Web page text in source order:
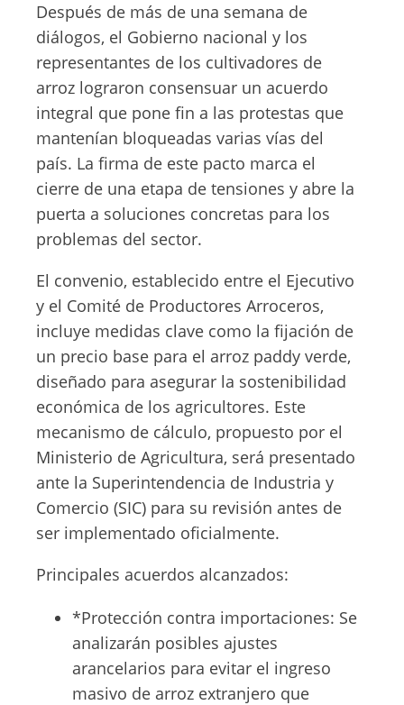
Después de más de una semana de
diálogos, el Gobierno nacional y los
representantes de los cultivadores de
arroz lograron consensuar un acuerdo
integral que pone fin a las protestas que
mantenían bloqueadas varias vías del
país. La firma de este pacto marca el
cierre de una etapa de tensiones y abre la
puerta a soluciones concretas para los
problemas del sector.
El convenio, establecido entre el Ejecutivo
y el Comité de Productores Arroceros,
incluye medidas clave como la fijación de
un precio base para el arroz paddy verde,
diseñado para asegurar la sostenibilidad
económica de los agricultores. Este
mecanismo de cálculo, propuesto por el
Ministerio de Agricultura, será presentado
ante la Superintendencia de Industria y
Comercio (SIC) para su revisión antes de
ser implementado oficialmente.
Principales acuerdos alcanzados:
*Protección contra importaciones: Se
analizarán posibles ajustes
arancelarios para evitar el ingreso
masivo de arroz extranjero que